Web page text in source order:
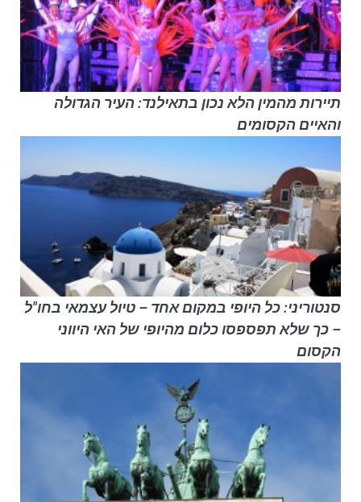
תיירות מהמין הלא נכון בתאילנד: העיר הגדולה
והאיים הקסומים
סנטוריני: כל היופי במקום אחד – טיול עצמאי בחו"ל
– כך שלא תפספסו כלום מהיופי של האי היווני
הקסום